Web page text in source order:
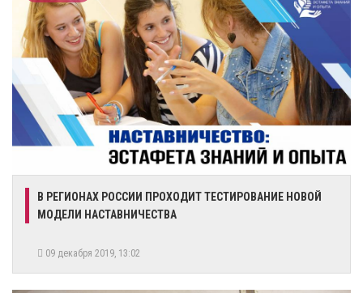
В РЕГИОНАХ РОССИИ ПРОХОДИТ ТЕСТИРОВАНИЕ НОВОЙ
МОДЕЛИ НАСТАВНИЧЕСТВА
09 декабря 2019, 13:02